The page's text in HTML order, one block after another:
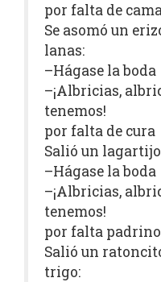
por falta de
Se asomó un
lanas:
–Hágase la
–¡Albricias,
tenemos!
por falta de
Salió un
–Hágase la
–¡Albricias,
tenemos!
por falta
Salió un
trigo: